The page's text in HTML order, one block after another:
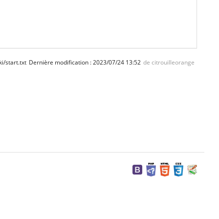
start.txt Dernière modification :2023/07/24 13:52 de citrouilleorange